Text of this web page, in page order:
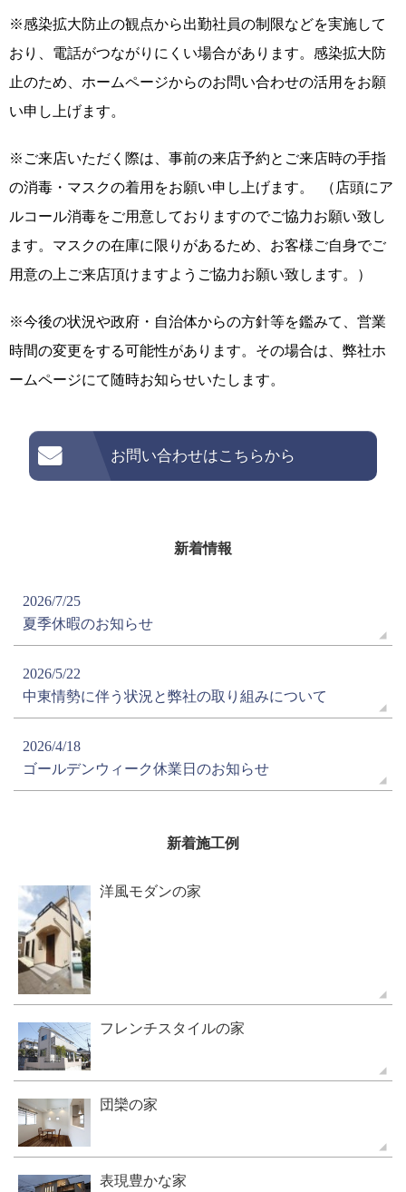
※感染拡大防止の観点から出勤社員の制限などを実施して
おり、電話がつながりにくい場合があります。感染拡大防
止のため、ホームページからのお問い合わせの活用をお願
い申し上げます。
※ご来店いただく際は、事前の来店予約とご来店時の手指
の消毒・マスクの着用をお願い申し上げます。 （店頭にア
ルコール消毒をご用意しておりますのでご協力お願い致し
ます。マスクの在庫に限りがあるため、お客様ご自身でご
用意の上ご来店頂けますようご協力お願い致します。）
※今後の状況や政府・自治体からの方針等を鑑みて、営業
時間の変更をする可能性があります。その場合は、弊社ホ
ームページにて随時お知らせいたします。
お問い合わせはこちらから
新着情報
2026/7/25
夏季休暇のお知らせ
2026/5/22
中東情勢に伴う状況と弊社の取り組みについて
2026/4/18
ゴールデンウィーク休業日のお知らせ
新着施工例
洋風モダンの家
フレンチスタイルの家
団欒の家
表現豊かな家